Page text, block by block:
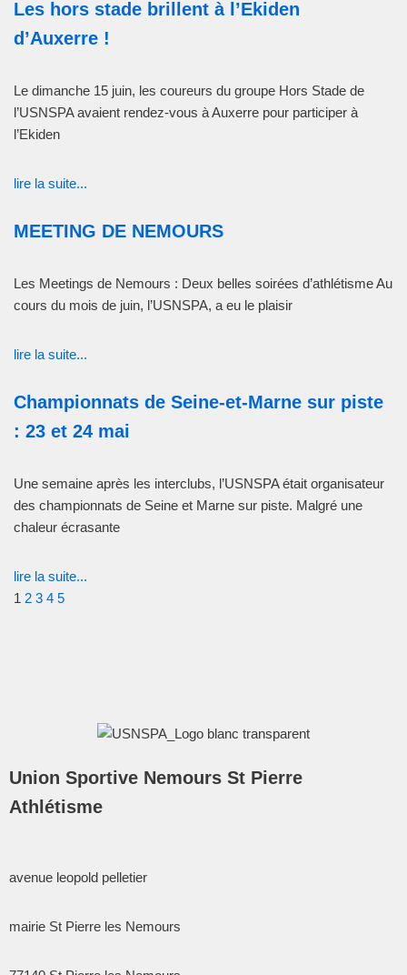
Les hors stade brillent à l’Ekiden
d’Auxerre !
Le dimanche 15 juin, les coureurs du groupe Hors Stade de
l’USNSPA avaient rendez-vous à Auxerre pour participer à
l’Ekiden
lire la suite...
MEETING DE NEMOURS
Les Meetings de Nemours : Deux belles soirées d’athlétisme Au
cours du mois de juin, l’USNSPA, a eu le plaisir
lire la suite...
Championnats de Seine-et-Marne sur piste
: 23 et 24 mai
Une semaine après les interclubs, l’USNSPA était organisateur
des championnats de Seine et Marne sur piste. Malgré une
chaleur écrasante
lire la suite...
1 2 3 4 5
Union Sportive Nemours St Pierre
Athlétisme
avenue leopold pelletier
mairie St Pierre les Nemours